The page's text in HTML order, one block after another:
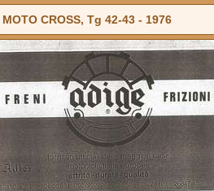
CROSS, Tg 42-43 - 1976